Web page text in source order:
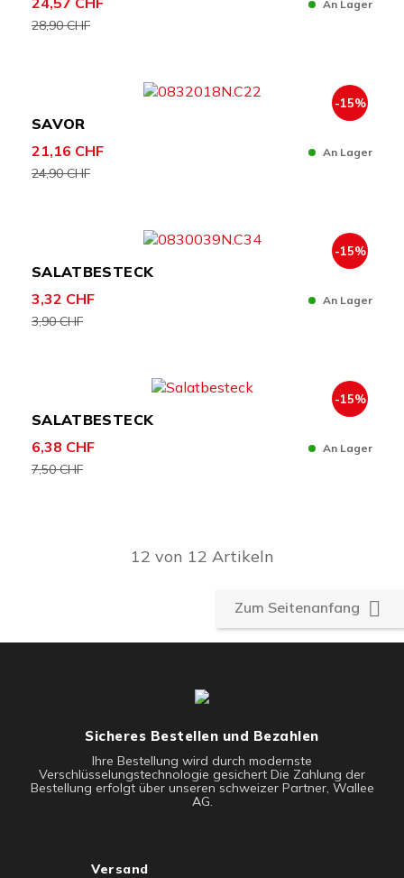
28,90 CHF
An Lager
SAVOR
21,16 CHF
-15%
24,90 CHF
An Lager
SALATBESTECK
3,32 CHF
-15%
3,90 CHF
An Lager
SALATBESTECK
6,38 CHF
-15%
7,50 CHF
An Lager
12 von 12 Artikeln
Zum Seitenanfang 
Sicheres Bestellen und Bezahlen
Ihre Bestellung wird durch modernste
Verschlüsselungstechnologie gesichert Die Zahlung der
Bestellung erfolgt über unseren schweizer Partner, Wallee
AG.
Versand